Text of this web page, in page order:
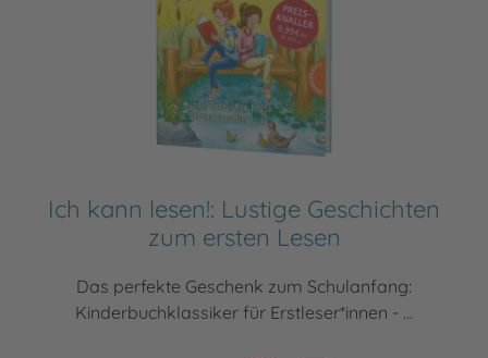
Ich kann lesen!: Lustige Geschichten
zum ersten Lesen
Das perfekte Geschenk zum Schulanfang:
Kinderbuchklassiker für Erstleser*innen - ...